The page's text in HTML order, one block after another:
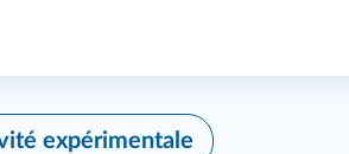
expérimentale